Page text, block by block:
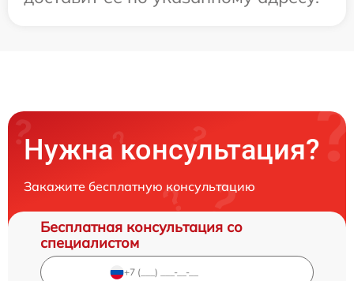
Нужна консультация?
Закажите бесплатную консультацию
Бесплатная консультация со
специалистом